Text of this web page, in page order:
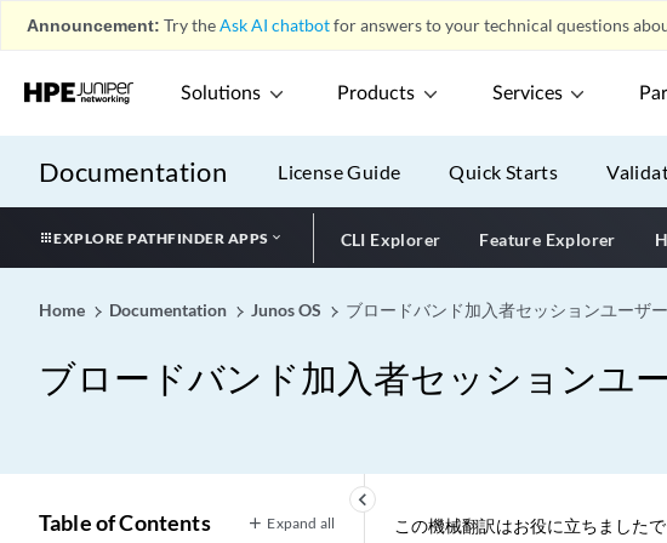
Announcement: Try theAsk AI chatbotfor answers to your technical questions
Solutions Products Services
Documentation License Guide Quick Starts
EXPLORE PATHFINDER APPS CLI Explorer Feature Explorer
Home Documentation Junos OS ブロードバンド加入者セッションユーザ
ブロードバンド加入者セッションユ
keyboard_arrow_left
Table of Contents Expand all この機械翻訳はお役に立ちました